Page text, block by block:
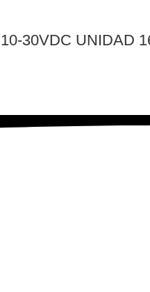
30VDC UNIDAD